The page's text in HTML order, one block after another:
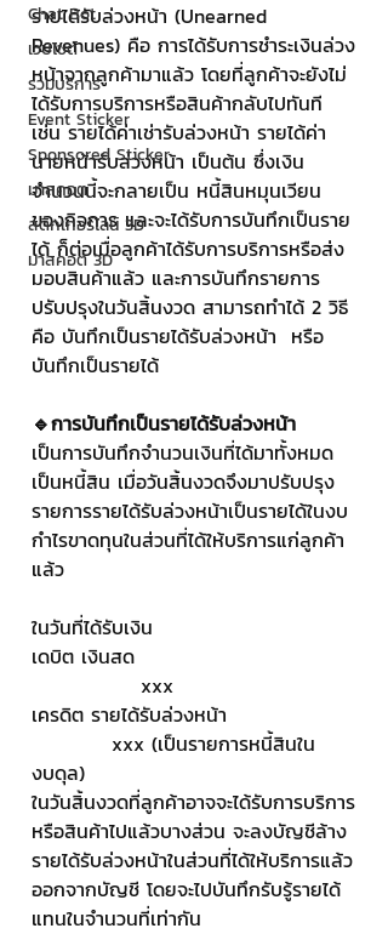
Chat Bot
เวบไซต์
รวมบริการ
Event Sticker
Sponsored Sticker
มาสคอต
สติกเกอร์ไลน์ 3D
มาสคอต 3D
รายได้รับล่วงหน้า (Unearned
Revenues) คือ การได้รับการชำระเงินล่วง
หน้าจากลูกค้ามาแล้ว โดยที่ลูกค้าจะยังไม่
ได้รับการบริการหรือสินค้ากลับไปทันที
เช่น รายได้ค่าเช่ารับล่วงหน้า รายได้ค่า
นายหน้ารับล่วงหน้า เป็นต้น ซึ่งเงิน
จำนวนนี้จะกลายเป็น หนี้สินหมุนเวียน
ของกิจการ และจะได้รับการบันทึกเป็นราย
ได้ ก็ต่อเมื่อลูกค้าได้รับการบริการหรือส่ง
มอบสินค้าแล้ว และการบันทึกรายการ
ปรับปรุงในวันสิ้นงวด สามารถทำได้ 2 วิธี
คือ บันทึกเป็นรายได้รับล่วงหน้า  หรือ
บันทึกเป็นรายได้
🔹การบันทึกเป็นรายได้รับล่วงหน้า
เป็นการบันทึกจำนวนเงินที่ได้มาทั้งหมด
เป็นหนี้สิน เมื่อวันสิ้นงวดจึงมาปรับปรุง
รายการรายได้รับล่วงหน้าเป็นรายได้ในงบ
กำไรขาดทุนในส่วนที่ได้ให้บริการแก่ลูกค้า
แล้ว
ในวันที่ได้รับเงิน
เดบิต เงินสด
               xxx
เครดิต รายได้รับล่วงหน้า
           xxx (เป็นรายการหนี้สินใน
งบดุล)
ในวันสิ้นงวดที่ลูกค้าอาจจะได้รับการบริการ
หรือสินค้าไปแล้วบางส่วน จะลงบัญชีล้าง
รายได้รับล่วงหน้าในส่วนที่ได้ให้บริการแล้ว
ออกจากบัญชี โดยจะไปบันทึกรับรู้รายได้
แทนในจำนวนที่เท่ากัน